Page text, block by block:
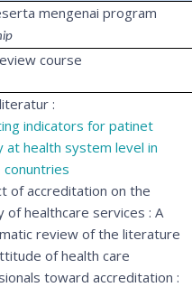
mengenai program
course
:
indicators for patinet
at health system level in
conuntries
of accreditation on the
of healthcare services : A
review of the literature
of health care
toward accreditation :